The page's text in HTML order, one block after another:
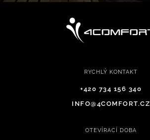
RYCHLÝ KONTAKT
+420 734 156 340
INFO@4COMFORT.CZ
OTEVÍRACÍ DOBA